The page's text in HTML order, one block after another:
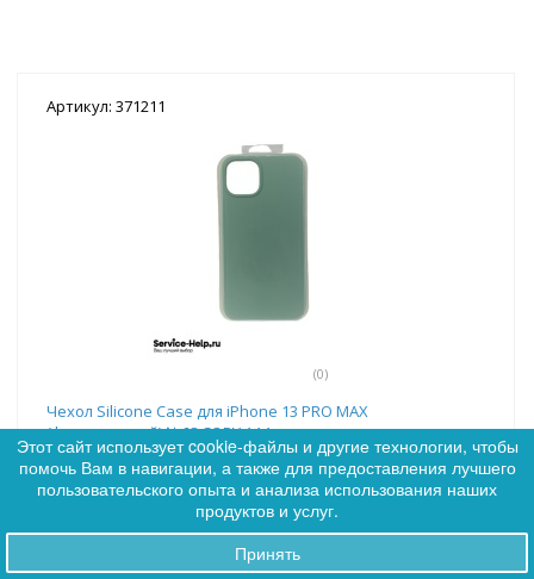
0
Артикул: 371211
(0)
Чехол Silicone Case для iPhone 13 PRO MAX
(фисташковый) №68 COPY AAA+
Цена: 82
Этот сайт использует cookie-файлы и другие технологии, чтобы
помочь Вам в навигации, а также для предоставления лучшего
пользовательского опыта и анализа использования наших
продуктов и услуг.
Принять